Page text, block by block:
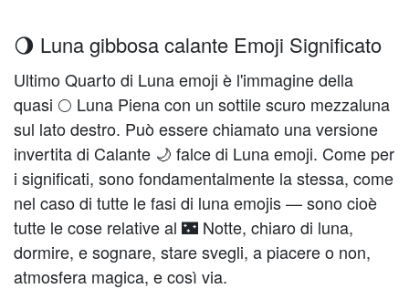
🌖 Luna gibbosa calante Emoji Significato
Ultimo Quarto di Luna emoji è l'immagine della
quasi 🌕 Luna Piena con un sottile scuro mezzaluna
sul lato destro. Può essere chiamato una versione
invertita di Calante 🌙 falce di Luna emoji. Come per
i significati, sono fondamentalmente la stessa, come
nel caso di tutte le fasi di luna emojis — sono cioè
tutte le cose relative al 🌃 Notte, chiaro di luna,
dormire, e sognare, stare svegli, a piacere o non,
atmosfera magica, e così via.